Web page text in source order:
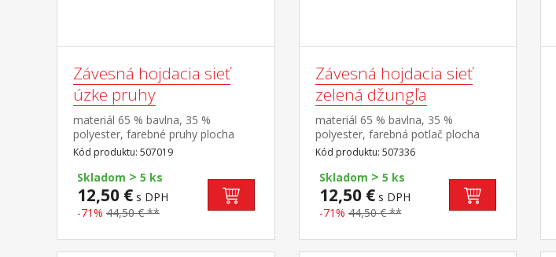
Závesná hojdacia sieť
úzke pruhy
materiál 65 % bavlna, 35 %
polyester, farebné pruhy plocha
lehátka (š/h) 200 × 100 cm
odporúčaná nosnosť do 100 kg
Kód produktu: 507019
Skladom > 5 ks
12,50 € s DPH
-71% 44,50 € **
Závesná hojdacia sieť
zelená džungľa
materiál 65 % bavlna, 35 %
polyester, farebná potlač plocha
lehátka (š/h) 200 × 100
cm odporúčaná nosnosť do 100 kg
Kód produktu: 507336
Skladom > 5 ks
12,50 €s DPH
-71% 44,50 € **